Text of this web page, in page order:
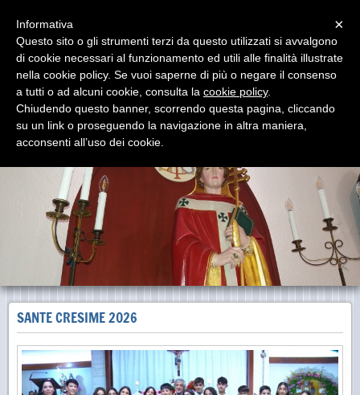
Parrocchia San Gregorio Magno
Via del Borghetto - Pirri Cagliari
SANTE CRESIME 2026
×
Informativa
Questo sito o gli strumenti terzi da questo utilizzati si avvalgono
di cookie necessari al funzionamento ed utili alle finalità illustrate
nella cookie policy. Se vuoi saperne di più o negare il consenso
a tutti o ad alcuni cookie, consulta la cookie policy.
Chiudendo questo banner, scorrendo questa pagina, cliccando
su un link o proseguendo la navigazione in altra maniera,
acconsenti all’uso dei cookie.